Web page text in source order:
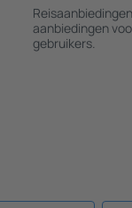
aanbiedingen
gebruikers.